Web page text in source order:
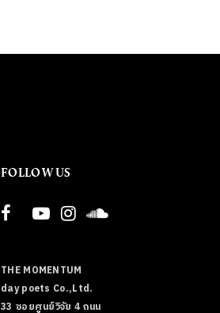
FOLLOW US
THE MOMENTUM
day poets Co.,Ltd.
33 ซอยศูนย์วิจัย 4 ถนน